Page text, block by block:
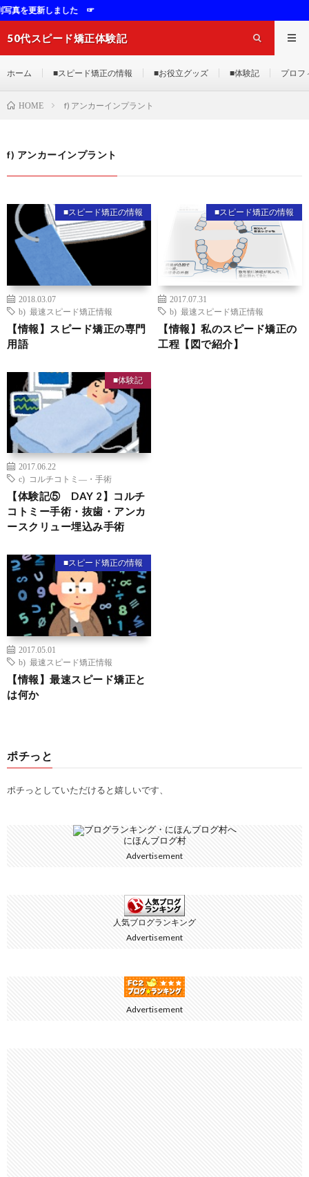
更新しました ☞
50代スピード矯正体験記
ホーム ■スピード矯正の情報 ■お役立グッズ ■体験記 プロフ
HOME f) アンカーインプラント
f) アンカーインプラント
■スピード矯正の情報
2018.03.07
b) 最速スピード矯正情報
【情報】スピード矯正の専門
用語
■スピード矯正の情報
2017.07.31
b) 最速スピード矯正情報
【情報】私のスピード矯正の
工程【図で紹介】
■体験記
2017.06.22
c) コルチコトミ―・手術
【体験記⑤ DAY 2】コルチ
コトミー手術・抜歯・アンカ
ースクリュー埋込み手術
■スピード矯正の情報
2017.05.01
b) 最速スピード矯正情報
【情報】最速スピード矯正と
は何か
ポチっと
ポチっとしていただけると嬉しいです、
にほんブログ村
Advertisement
人気ブログランキング
Advertisement
Advertisement